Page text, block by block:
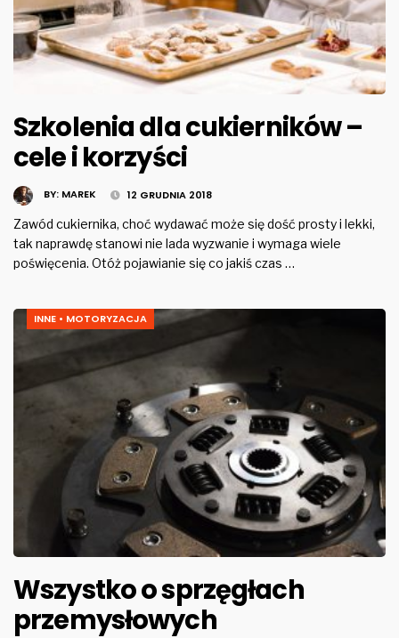
Szkolenia dla cukierników –
cele i korzyści
BY: MAREK 12 GRUDNIA 2018
Zawód cukiernika, choć wydawać może się dość prosty i lekki,
tak naprawdę stanowi nie lada wyzwanie i wymaga wiele
poświęcenia. Otóż pojawianie się co jakiś czas …
INNE • MOTORYZACJA
Wszystko o sprzęgłach
przemysłowych